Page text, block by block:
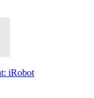
iRobot